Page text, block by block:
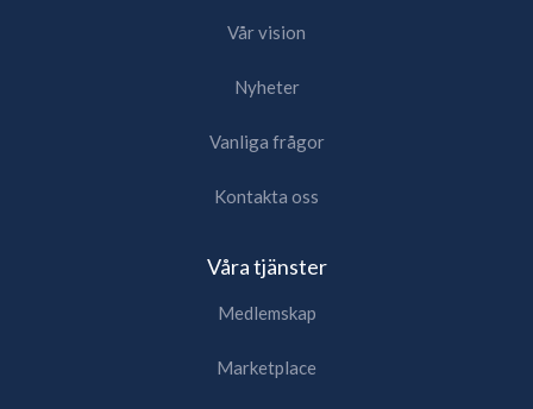
Vår vision
Nyheter
Vanliga frågor
Kontakta oss
Våra tjänster
Medlemskap
Marketplace